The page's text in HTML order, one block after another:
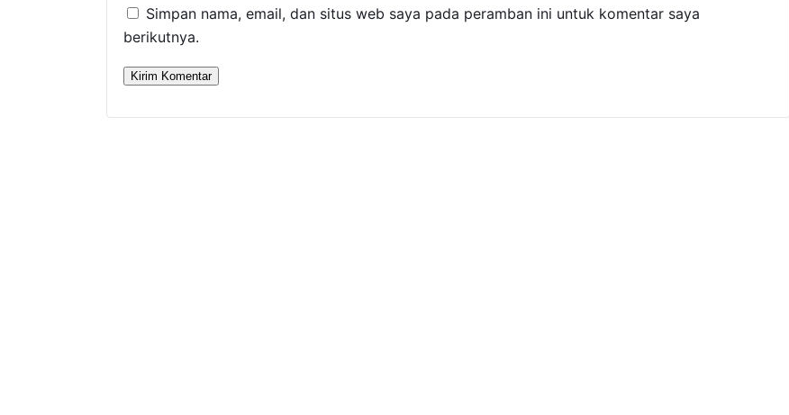
Simpan nama, email, dan situs web saya pada peramban ini untuk komentar saya
berikutnya.